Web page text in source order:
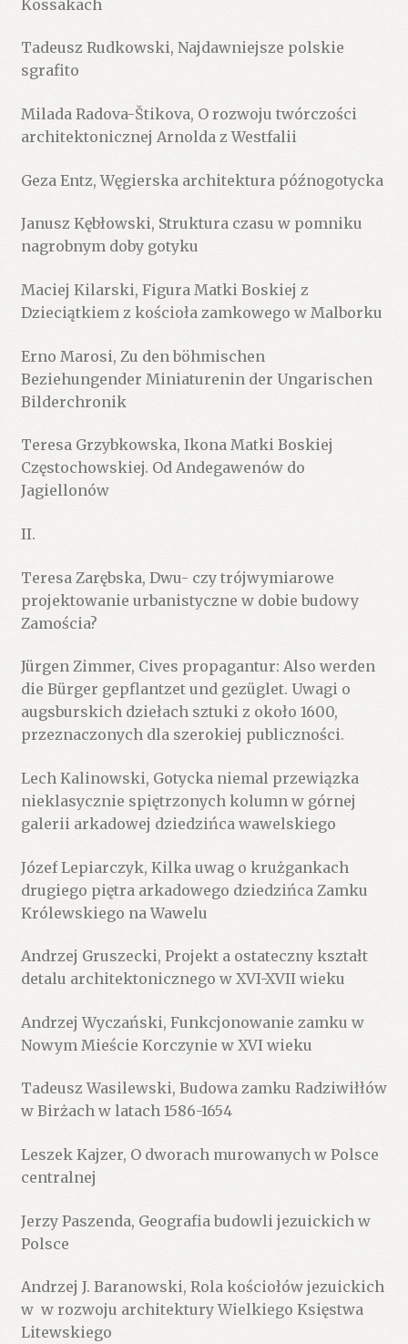
Kossakach
Tadeusz Rudkowski, Najdawniejsze polskie
sgrafito
Milada Radova-Štikova, O rozwoju twórczości
architektonicznej Arnolda z Westfalii
Geza Entz, Węgierska architektura późnogotycka
Janusz Kębłowski, Struktura czasu w pomniku
nagrobnym doby gotyku
Maciej Kilarski, Figura Matki Boskiej z
Dzieciątkiem z kościoła zamkowego w Malborku
Erno Marosi, Zu den böhmischen
Beziehungender Miniaturenin der Ungarischen
Bilderchronik
Teresa Grzybkowska, Ikona Matki Boskiej
Częstochowskiej. Od Andegawenów do
Jagiellonów
II.
Teresa Zarębska, Dwu- czy trójwymiarowe
projektowanie urbanistyczne w dobie budowy
Zamościa?
Jürgen Zimmer, Cives propagantur: Also werden
die Bürger gepflantzet und gezüglet. Uwagi o
augsburskich dziełach sztuki z około 1600,
przeznaczonych dla szerokiej publiczności.
Lech Kalinowski, Gotycka niemal przewiązka
nieklasycznie spiętrzonych kolumn w górnej
galerii arkadowej dziedzińca wawelskiego
Józef Lepiarczyk, Kilka uwag o krużgankach
drugiego piętra arkadowego dziedzińca Zamku
Królewskiego na Wawelu
Andrzej Gruszecki, Projekt a ostateczny kształt
detalu architektonicznego w XVI-XVII wieku
Andrzej Wyczański, Funkcjonowanie zamku w
Nowym Mieście Korczynie w XVI wieku
Tadeusz Wasilewski, Budowa zamku Radziwiłłów
w Birżach w latach 1586-1654
Leszek Kajzer, O dworach murowanych w Polsce
centralnej
Jerzy Paszenda, Geografia budowli jezuickich w
Polsce
Andrzej J. Baranowski, Rola kościołów jezuickich
w w rozwoju architektury Wielkiego Księstwa
Litewskiego